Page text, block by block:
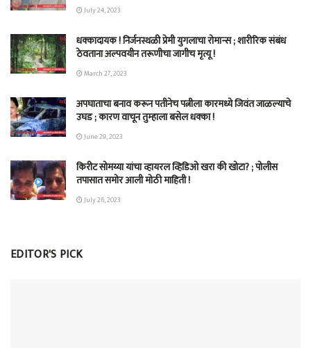
July 24, 2023
धक्कादायक ! निर्जनस्थळी प्रेमी युगलाचा रोमान्स ; शारीरिक संबंध
ठेवताना अल्पवयीन तरूणीचा जागीच मृत्यू !
March 27, 2023
अपघाताचा बनाव करून पतीनेच‎ पत्नीला कारमध्ये जिवंत जाळल्याचे
उघड ; कारण वाचून तुम्हाला बसेल धक्का !
June 29, 2023
किरीट सोमय्या यांचा व्हायरल व्हिडिओ खरा की खोटा? ; पोलीस
तपासात समोर आली मोठी माहिती !
July 26, 2023
EDITOR'S PICK